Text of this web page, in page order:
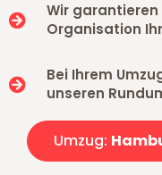
Wir
Organisation
Bei Ihrem
unseren
Umzug: